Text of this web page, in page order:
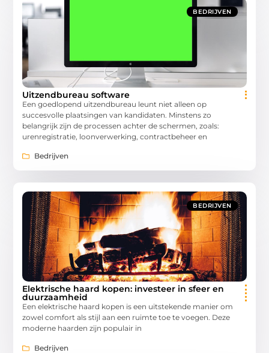
BEDRIJVEN
Uitzendbureau software
Een goedlopend uitzendbureau leunt niet alleen op
succesvolle plaatsingen van kandidaten. Minstens zo
belangrijk zijn de processen achter de schermen, zoals:
urenregistratie, loonverwerking, contractbeheer en
Bedrijven
BEDRIJVEN
Elektrische haard kopen: investeer in sfeer en
duurzaamheid
Een elektrische haard kopen is een uitstekende manier om
zowel comfort als stijl aan een ruimte toe te voegen. Deze
moderne haarden zijn populair in
Bedrijven